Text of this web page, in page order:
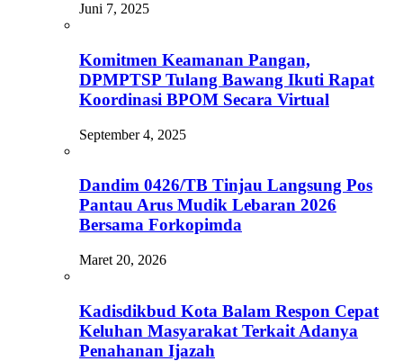
Juni 7, 2025
Komitmen Keamanan Pangan,
DPMPTSP Tulang Bawang Ikuti Rapat
Koordinasi BPOM Secara Virtual
September 4, 2025
Dandim 0426/TB Tinjau Langsung Pos
Pantau Arus Mudik Lebaran 2026
Bersama Forkopimda
Maret 20, 2026
Kadisdikbud Kota Balam Respon Cepat
Keluhan Masyarakat Terkait Adanya
Penahanan Ijazah